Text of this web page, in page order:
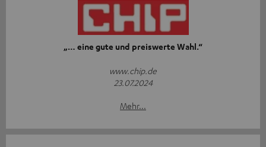
„… eine gute und preiswerte Wahl.“
www.chip.de
23.07.2024
Mehr...